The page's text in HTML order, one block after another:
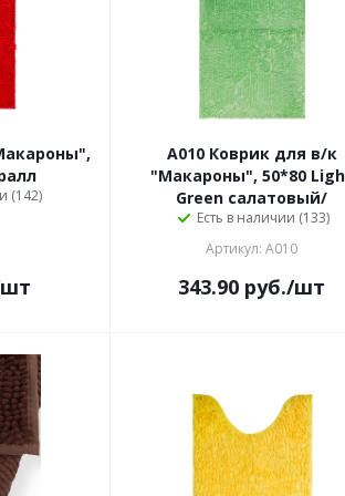
(142)
A010 Коврик для в/к
"Макароны", 50*80
Green салатовый/
Есть в наличии (133)
Артикул: A010
343.90 руб./шт